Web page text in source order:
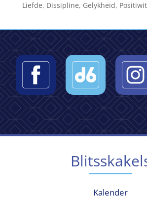
Liefde, Dissipline, Gelykheid,
Kalender